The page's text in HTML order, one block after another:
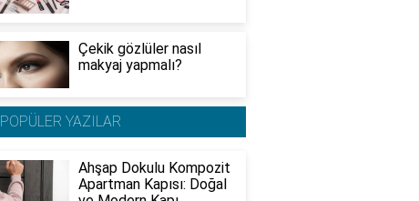
Çekik gözlüler nasıl
makyaj yapmalı?
POPÜLER YAZILAR
Ahşap Dokulu Kompozit
Apartman Kapısı: Doğal